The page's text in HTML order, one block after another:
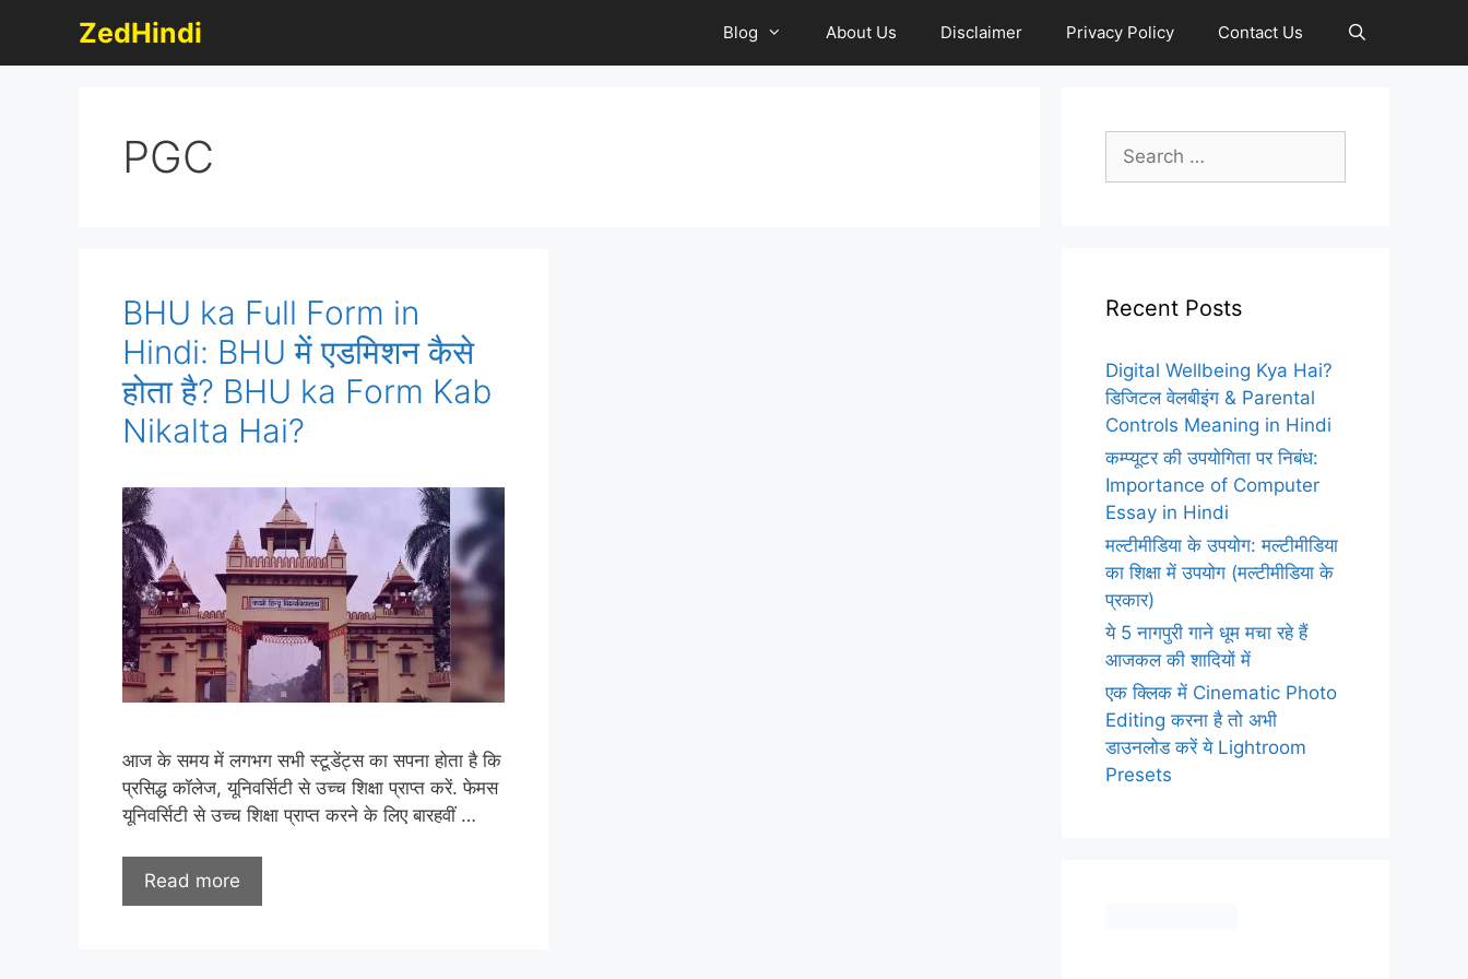
content
ZedHindi Blog About Us Disclaimer Privacy Policy Contact Us
PGC
BHU ka Full Form in
Hindi: BHU में एडमिशन कैसे
होता है? BHU ka Form Kab
Nikalta Hai?
आज के समय में लगभग सभी स्टूडेंट्स का सपना होता है कि
प्रसिद्ध कॉलेज, यूनिवर्सिटी से उच्च शिक्षा प्राप्त करें. फेमस
यूनिवर्सिटी से उच्च शिक्षा प्राप्त करने के लिए बारहवीं …
Read more
Search
for:
Recent Posts
Digital Wellbeing Kya Hai?
डिजिटल वेलबीइंग & Parental
Controls Meaning in Hindi
कम्प्यूटर की उपयोगिता पर निबंध:
Importance of Computer
Essay in Hindi
मल्टीमीडिया के उपयोग: मल्टीमीडिया
का शिक्षा में उपयोग (मल्टीमीडिया के
प्रकार)
ये 5 नागपुरी गाने धूम मचा रहे हैं
आजकल की शादियों में
एक क्लिक में Cinematic Photo
Editing करना है तो अभी
डाउनलोड करें ये Lightroom
Presets